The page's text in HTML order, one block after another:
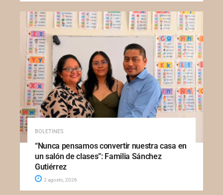
BOLETINES
“Nunca pensamos convertir nuestra casa en
un salón de clases”: Familia Sánchez
Gutiérrez
2 agosto, 2026